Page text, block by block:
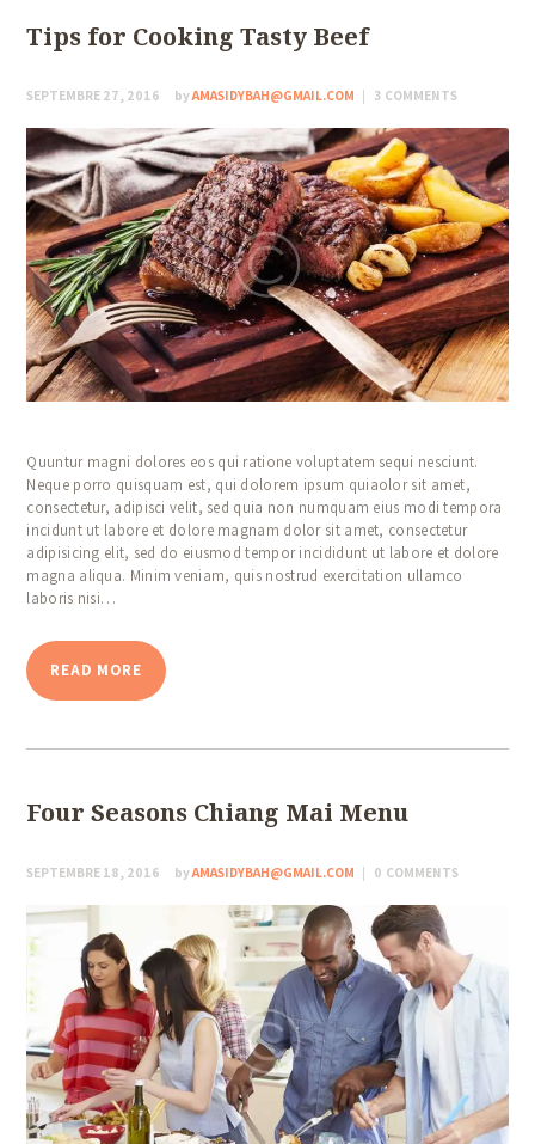
Tips for Cooking Tasty Beef
SEPTEMBRE 27, 2016 byAMASIDYBAH@GMAIL.COM 3 COMMENTS
Quuntur magni dolores eos qui ratione voluptatem sequi nesciunt.
Neque porro quisquam est, qui dolorem ipsum quiaolor sit amet,
consectetur, adipisci velit, sed quia non numquam eius modi tempora
incidunt ut labore et dolore magnam dolor sit amet, consectetur
adipisicing elit, sed do eiusmod tempor incididunt ut labore et dolore
magna aliqua. Minim veniam, quis nostrud exercitation ullamco
laboris nisi…
READ MORE
Four Seasons Chiang Mai Menu
SEPTEMBRE 18, 2016 byAMASIDYBAH@GMAIL.COM 0 COMMENTS